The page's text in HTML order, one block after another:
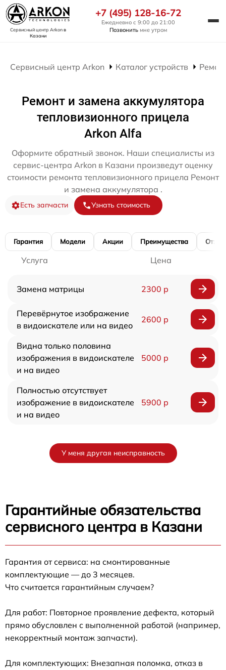
Сервисный центр Arkonв
Казани
+7 (495) 128-16-72
Ежедневно с 9:00 до 21:00
Позвонить мне утром
Сервисный центр Arkon Каталог устройств
Ремонт и замена аккумулятора
тепловизионного прицела
Arkon Alfa
Оформите обратный звонок. Наши специалисты из
сервис-центра Arkon в Казани произведут оценку
стоимости ремонта тепловизионного прицела Ремонт
и замена аккумулятора .
Есть запчасти Узнать стоимость
Гарантия Модели Акции Преимущества
Услуга Цена
Замена матрицы 2300 р
Перевёрнутое изображение
в видоискателе или на видео
2600 р
Видна только половина
изображения в видоискателе
и на видео
5000 р
Полностью отсутствует
изображение в видоискателе
и на видео
5900 р
У меня другая неисправность
Гарантийные обязательства
сервисного центра в Казани
Гарантия от сервиса: на смонтированные
комплектующие — до 3 месяцев.
Что считается гарантийным случаем?
Для работ: Повторное проявление дефекта, который
прямо обусловлен с выполненной работой (например,
некорректный монтаж запчасти).
Для комплектующих: Внезапная поломка, отказ в